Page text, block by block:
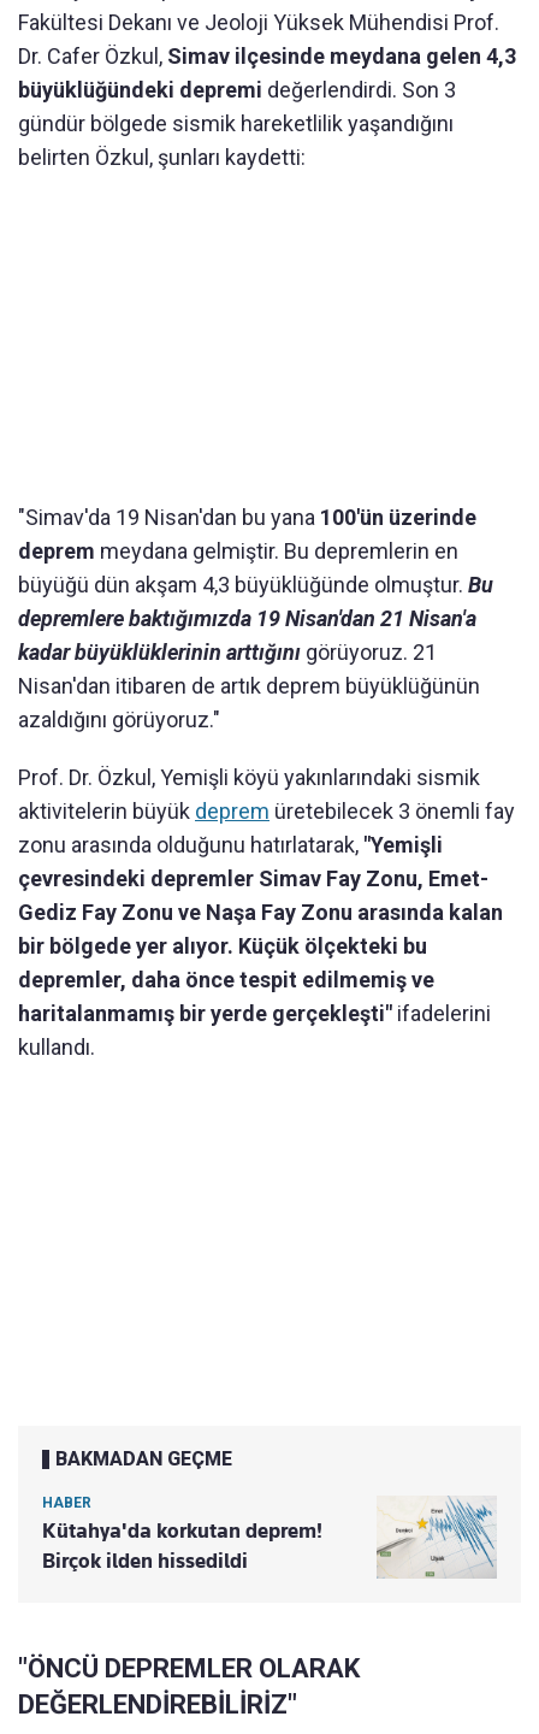
Fakültesi Dekanı ve Jeoloji Yüksek Mühendisi Prof.
Dr. Cafer Özkul, Simav ilçesinde meydana gelen 4,3
büyüklüğündeki depremi değerlendirdi. Son 3
gündür bölgede sismik hareketlilik yaşandığını
belirten Özkul, şunları kaydetti:
"Simav'da 19 Nisan'dan bu yana 100'ün üzerinde
deprem meydana gelmiştir. Bu depremlerin en
büyüğü dün akşam 4,3 büyüklüğünde olmuştur. Bu
depremlere baktığımızda 19 Nisan'dan 21 Nisan'a
kadar büyüklüklerinin arttığını görüyoruz. 21
Nisan'dan itibaren de artık deprem büyüklüğünün
azaldığını görüyoruz."
Prof. Dr. Özkul, Yemişli köyü yakınlarındaki sismik
aktivitelerin büyük deprem üretebilecek 3 önemli fay
zonu arasında olduğunu hatırlatarak, "Yemişli
çevresindeki depremler Simav Fay Zonu, Emet-
Gediz Fay Zonu ve Naşa Fay Zonu arasında kalan
bir bölgede yer alıyor. Küçük ölçekteki bu
depremler, daha önce tespit edilmemiş ve
haritalanmamış bir yerde gerçekleşti" ifadelerini
kullandı.
BAKMADAN GEÇME
HABER
Kütahya'da korkutan deprem!
Birçok ilden hissedildi
"ÖNCÜ DEPREMLER OLARAK
DEĞERLENDİREBİLİRİZ"